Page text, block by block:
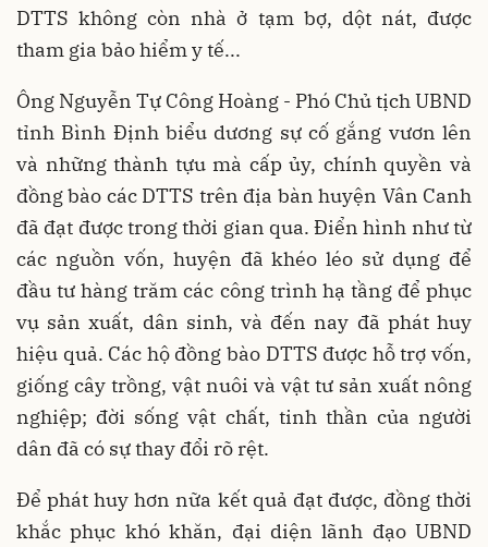
DTTS không còn nhà ở tạm bợ, dột nát, được
tham gia bảo hiểm y tế...
Ông Nguyễn Tự Công Hoàng - Phó Chủ tịch UBND
tỉnh Bình Định biểu dương sự cố gắng vươn lên
và những thành tựu mà cấp ủy, chính quyền và
đồng bào các DTTS trên địa bàn huyện Vân Canh
đã đạt được trong thời gian qua. Điển hình như từ
các nguồn vốn, huyện đã khéo léo sử dụng để
đầu tư hàng trăm các công trình hạ tầng để phục
vụ sản xuất, dân sinh, và đến nay đã phát huy
hiệu quả. Các hộ đồng bào DTTS được hỗ trợ vốn,
giống cây trồng, vật nuôi và vật tư sản xuất nông
nghiệp; đời sống vật chất, tinh thần của người
dân đã có sự thay đổi rõ rệt.
Để phát huy hơn nữa kết quả đạt được, đồng thời
khắc phục khó khăn, đại diện lãnh đạo UBND